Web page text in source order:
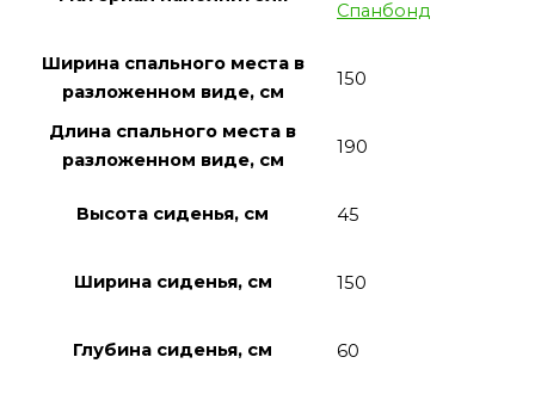
Спанбонд
Ширина спального места в
разложенном виде, см
150
Длина спального места в
разложенном виде, см
190
Высота сиденья, см 45
Ширина сиденья, см 150
Глубина сиденья, см 60